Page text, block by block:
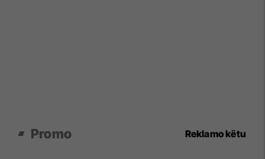
Promo Reklamo këtu